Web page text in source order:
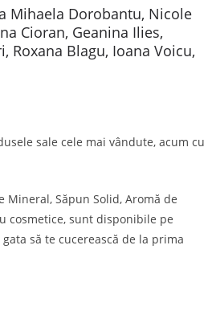
Mihaela Dorobantu, Nicole
Cioran, Geanina Ilies,
Roxana Blagu, Ioana Voicu,
sale cele mai vândute, acum cu
Mineral, Săpun Solid, Aromă de
cosmetice, sunt disponibile pe
să te cucerească de la prima